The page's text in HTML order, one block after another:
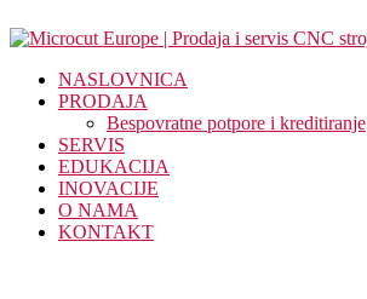
NASLOVNICA
PRODAJA
Bespovratne potpore i kreditiranje
SERVIS
EDUKACIJA
INOVACIJE
O NAMA
KONTAKT